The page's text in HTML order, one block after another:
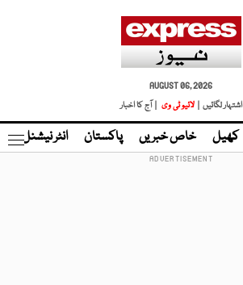
AUGUST 06, 2026
اشتہار لگائیں |
لائیو ٹی وی | آج کا اخبار
کھیل خاص خبریں پاکستان انٹر نیشنل